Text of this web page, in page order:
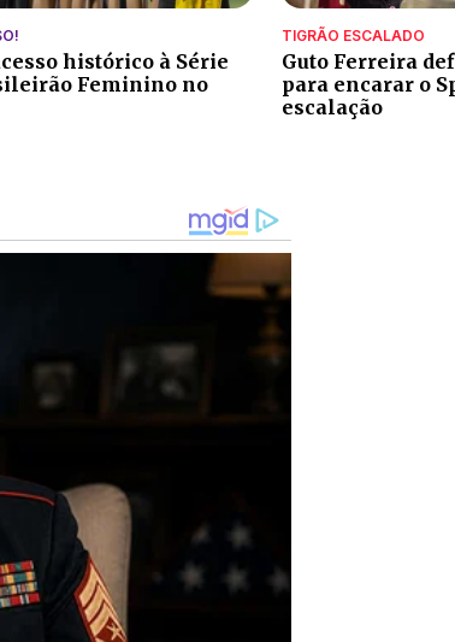
histórico à Série
Feminino no
TIGRÃO ESCALADO
Guto Ferreira
para encarar o
escalação